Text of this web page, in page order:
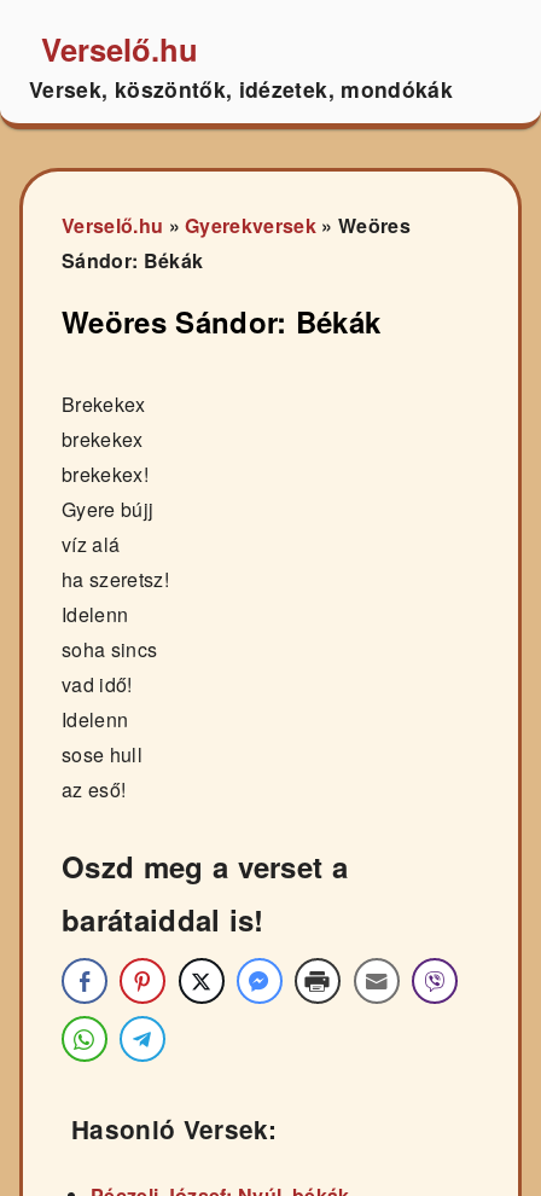
Verselő.hu
Versek, köszöntők, idézetek, mondókák
Verselő.hu »Gyerekversek » Weöres
Sándor: Békák
Weöres Sándor: Békák
Brekekex
brekekex
brekekex!
Gyere bújj
víz alá
ha szeretsz!
Idelenn
soha sincs
vad idő!
Idelenn
sose hull
az eső!
Oszd meg a verset a
barátaiddal is!
Hasonló Versek: